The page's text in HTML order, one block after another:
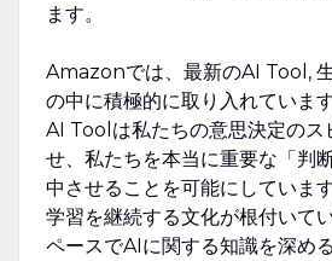
ます。
Amazonでは、最新のAI Tool,
の中に積極的に取り入れています
AI Toolは私たちの意思決定のス
せ、私たちを本当に重要な「判
中させることを可能にしていま
学習を継続する文化が根付いて
ペースでAIに関する知識を深め